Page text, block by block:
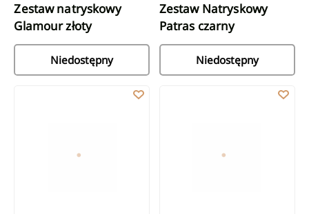
Zestaw natryskowy
Glamour złoty
Niedostępny
Zestaw Natryskowy
Patras czarny
Niedostępny
Zestaw natryskowa Nyks czarny Zestaw natryskowy Midnight